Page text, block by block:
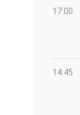
17:00
14:45